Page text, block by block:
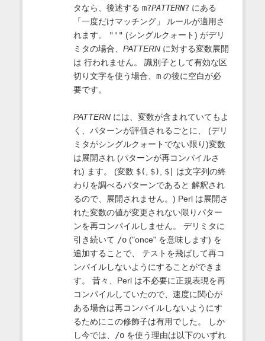
タなら、後述する m?PATTERN? にある
「一度だけマッチング」 ルールが適用さ
れます。
"'" (シングルクォート) がデリ
ミタの場合、 PATTERNに対する変数展開
は 行われません。 識別子として有効な区
切り文字を使う場合、 mの後に空白が必
要です。
PATTERNには、変数が含まれていてもよ
く、パターンが評価されるごとに、 (デリ
ミタがシングルクォートでない限り)変数
は展開され (パターンが再コンパイルさ
れ) ます。 (変数 $(, $), $|
は文字列の終
わりを調べるパターンであると 解釈され
るので、展開されません。) Perl は展開さ
れた変数の値が変更されない限りパター
ンを再コンパイルしません。 デリミタに
引き続いて /o("once" を意味します) を
追加することで、 テストを飛ばして再コ
ンパイルしないようにすることができま
す。 昔々、Perl は不必要に正規表現を再
コンパイルしていたので、速度に関心が
ある場合は再コンパイルしないようにす
るためにこの修飾子は有用でした。 しか
し今では、 /oを使う理由は以下のいずれ